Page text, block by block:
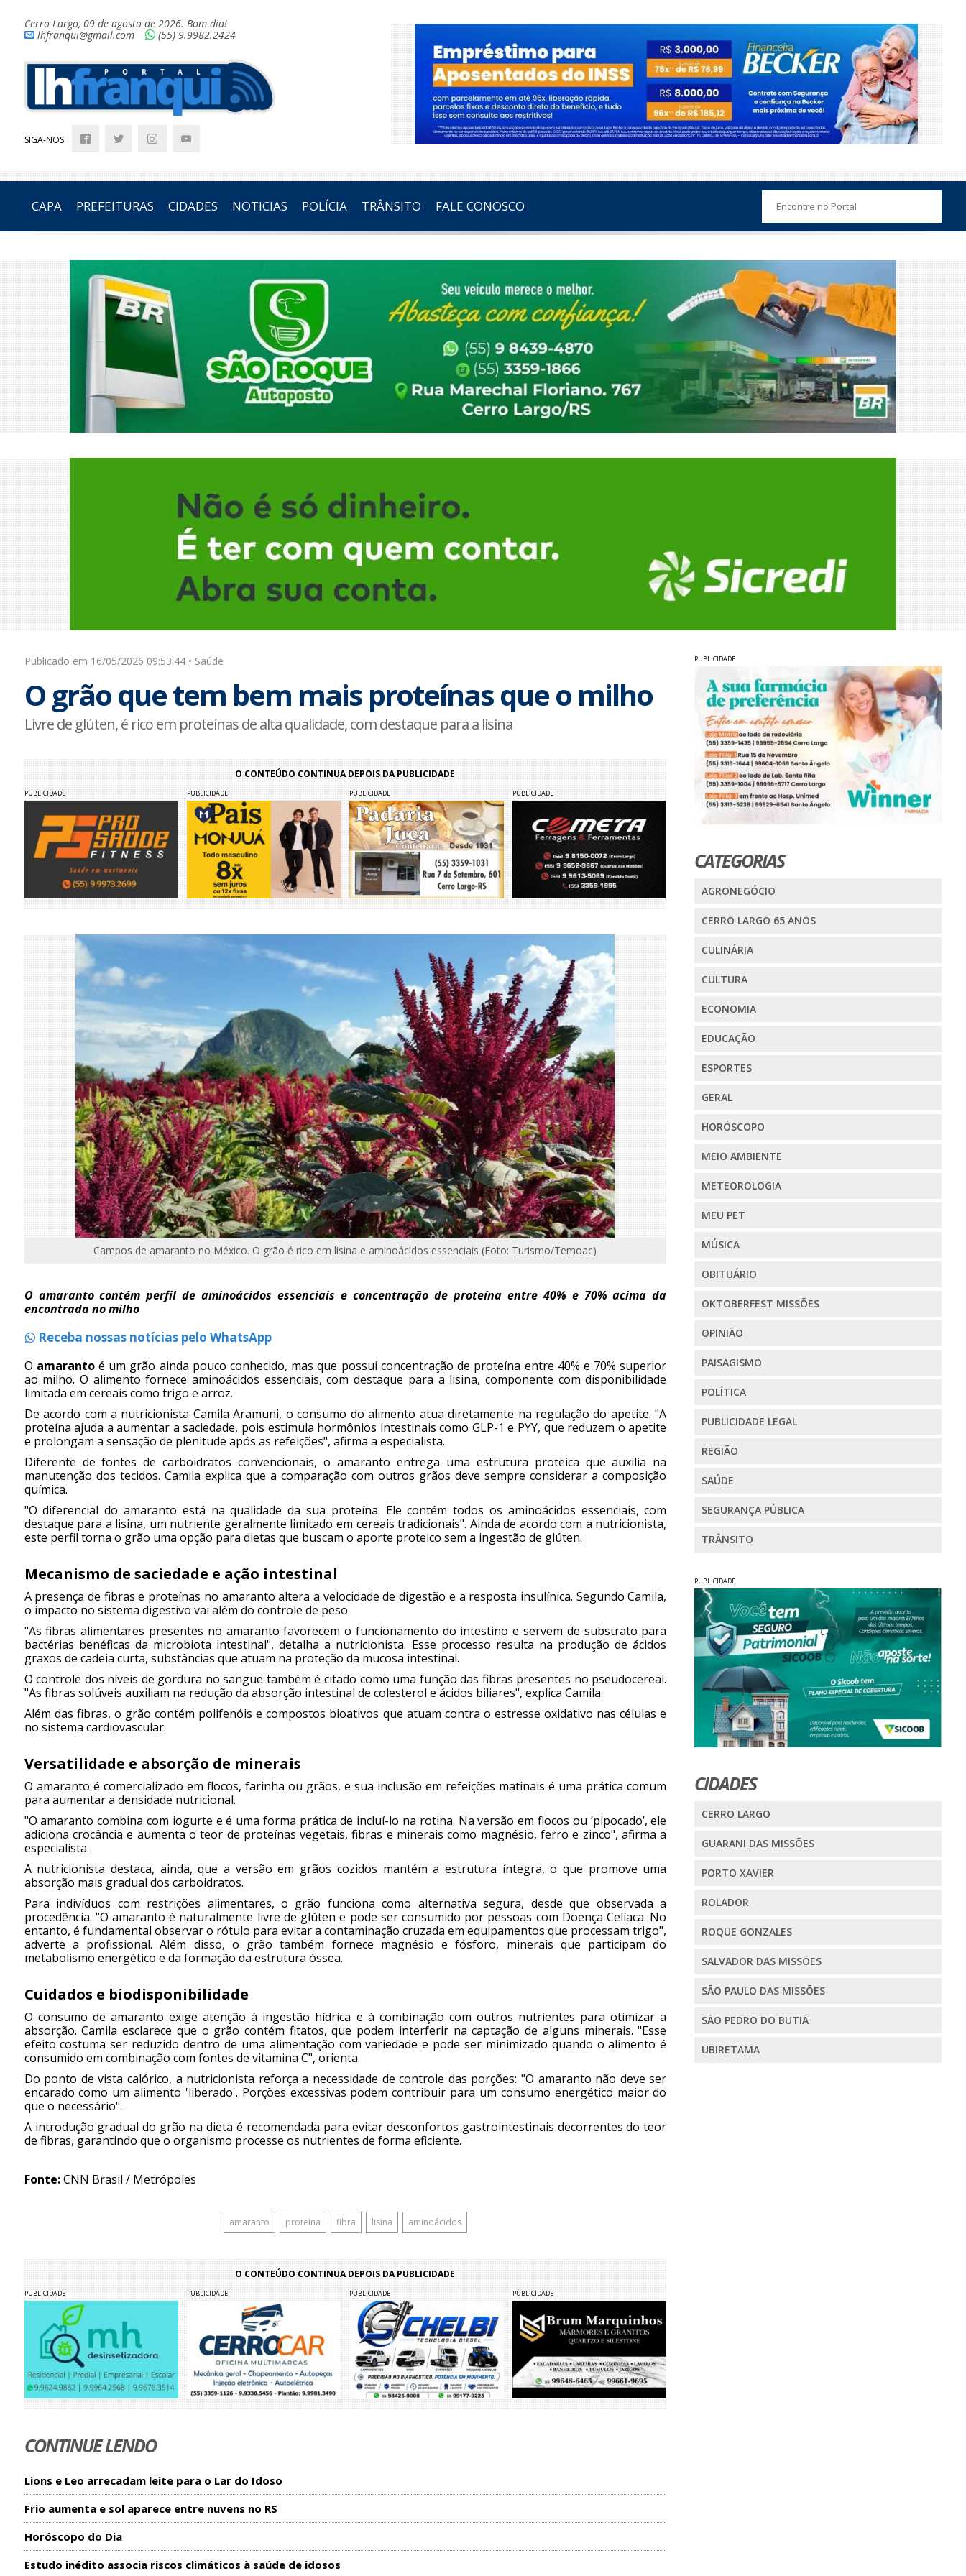
Cerro Largo, 09 de agosto de 2026. Bom dia!
lhfranqui@gmail.com
(55) 9.9982.2424
SIGA-NOS:
CAPA PREFEITURAS CIDADES NOTICIAS POLÍCIA TRÂNSITO FALE CONOSCO
Publicado em 16/05/2026 09:53:44 • Saúde
O grão que tem bem mais proteínas que o milho
Livre de glúten, é rico em proteínas de alta qualidade, com destaque para a lisina
O CONTEÚDO CONTINUA DEPOIS DA PUBLICIDADE
PUBLICIDADE PUBLICIDADE PUBLICIDADE PUBLICIDADE
Campos de amaranto no México. O grão é rico em lisina e aminoácidos essenciais (Foto: Turismo/Temoac)
O amaranto contém perfil de aminoácidos essenciais e concentração de proteína entre 40% e 70% acima da
encontrada no milho
Receba nossas notícias pelo WhatsApp
O amarantoé um grão ainda pouco conhecido, mas que possui concentração de proteína entre 40% e 70% superior
ao milho. O alimento fornece aminoácidos essenciais, com destaque para a lisina, componente com disponibilidade
limitada em cereais como trigo e arroz.
De acordo com a nutricionista Camila Aramuni, o consumo do alimento atua diretamente na regulação do apetite. "A
proteína ajuda a aumentar a saciedade, pois estimula hormônios intestinais como GLP-1 e PYY, que reduzem o apetite
e prolongam a sensação de plenitude após as refeições", afirma a especialista.
Diferente de fontes de carboidratos convencionais, o amaranto entrega uma estrutura proteica que auxilia na
manutenção dos tecidos. Camila explica que a comparação com outros grãos deve sempre considerar a composição
química.
"O diferencial do amaranto está na qualidade da sua proteína. Ele contém todos os aminoácidos essenciais, com
destaque para a lisina, um nutriente geralmente limitado em cereais tradicionais". Ainda de acordo com a nutricionista,
este perfil torna o grão uma opção para dietas que buscam o aporte proteico sem a ingestão de glúten.
Mecanismo de saciedade e ação intestinal
A presença de fibras e proteínas no amaranto altera a velocidade de digestão e a resposta insulínica. Segundo Camila,
o impacto no sistema digestivo vai além do controle de peso.
"As fibras alimentares presentes no amaranto favorecem o funcionamento do intestino e servem de substrato para
bactérias benéficas da microbiota intestinal", detalha a nutricionista. Esse processo resulta na produção de ácidos
graxos de cadeia curta, substâncias que atuam na proteção da mucosa intestinal.
O controle dos níveis de gordura no sangue também é citado como uma função das fibras presentes no pseudocereal.
"As fibras solúveis auxiliam na redução da absorção intestinal de colesterol e ácidos biliares", explica Camila.
Além das fibras, o grão contém polifenóis e compostos bioativos que atuam contra o estresse oxidativo nas células e
no sistema cardiovascular.
Versatilidade e absorção de minerais
O amaranto é comercializado em flocos, farinha ou grãos, e sua inclusão em refeições matinais é uma prática comum
para aumentar a densidade nutricional.
"O amaranto combina com iogurte e é uma forma prática de incluí-lo na rotina. Na versão em flocos ou ‘pipocado’, ele
adiciona crocância e aumenta o teor de proteínas vegetais, fibras e minerais como magnésio, ferro e zinco", afirma a
especialista.
A nutricionista destaca, ainda, que a versão em grãos cozidos mantém a estrutura íntegra, o que promove uma
absorção mais gradual dos carboidratos.
Para indivíduos com restrições alimentares, o grão funciona como alternativa segura, desde que observada a
procedência. "O amaranto é naturalmente livre de glúten e pode ser consumido por pessoas com Doença Celíaca. No
entanto, é fundamental observar o rótulo para evitar a contaminação cruzada em equipamentos que processam trigo",
adverte a profissional. Além disso, o grão também fornece magnésio e fósforo, minerais que participam do
metabolismo energético e da formação da estrutura óssea.
Cuidados e biodisponibilidade
O consumo de amaranto exige atenção à ingestão hídrica e à combinação com outros nutrientes para otimizar a
absorção. Camila esclarece que o grão contém fitatos, que podem interferir na captação de alguns minerais. "Esse
efeito costuma ser reduzido dentro de uma alimentação com variedade e pode ser minimizado quando o alimento é
consumido em combinação com fontes de vitamina C", orienta.
Do ponto de vista calórico, a nutricionista reforça a necessidade de controle das porções: "O amaranto não deve ser
encarado como um alimento 'liberado'. Porções excessivas podem contribuir para um consumo energético maior do
que o necessário".
A introdução gradual do grão na dieta é recomendada para evitar desconfortos gastrointestinais decorrentes do teor
de fibras, garantindo que o organismo processe os nutrientes de forma eficiente.
Fonte:CNN Brasil / Metrópoles
amaranto proteína fibra lisina aminoácidos
O CONTEÚDO CONTINUA DEPOIS DA PUBLICIDADE
PUBLICIDADE PUBLICIDADE PUBLICIDADE PUBLICIDADE
CONTINUE LENDO
Lions e Leo arrecadam leite para o Lar do Idoso
Frio aumenta e sol aparece entre nuvens no RS
Horóscopo do Dia
Estudo inédito associa riscos climáticos à saúde de idosos
PUBLICIDADE
CATEGORIAS
AGRONEGÓCIO
CERRO LARGO 65 ANOS
CULINÁRIA
CULTURA
ECONOMIA
EDUCAÇÃO
ESPORTES
GERAL
HORÓSCOPO
MEIO AMBIENTE
METEOROLOGIA
MEU PET
MÚSICA
OBITUÁRIO
OKTOBERFEST MISSÕES
OPINIÃO
PAISAGISMO
POLÍTICA
PUBLICIDADE LEGAL
REGIÃO
SAÚDE
SEGURANÇA PÚBLICA
TRÂNSITO
PUBLICIDADE
CIDADES
CERRO LARGO
GUARANI DAS MISSÕES
PORTO XAVIER
ROLADOR
ROQUE GONZALES
SALVADOR DAS MISSÕES
SÃO PAULO DAS MISSÕES
SÃO PEDRO DO BUTIÁ
UBIRETAMA